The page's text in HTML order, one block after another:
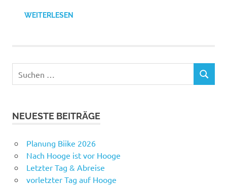
WEITERLESEN
nach:
SUCHEN
NEUESTE BEITRÄGE
Planung Biike 2026
Nach Hooge ist vor Hooge
Letzter Tag & Abreise
vorletzter Tag auf Hooge